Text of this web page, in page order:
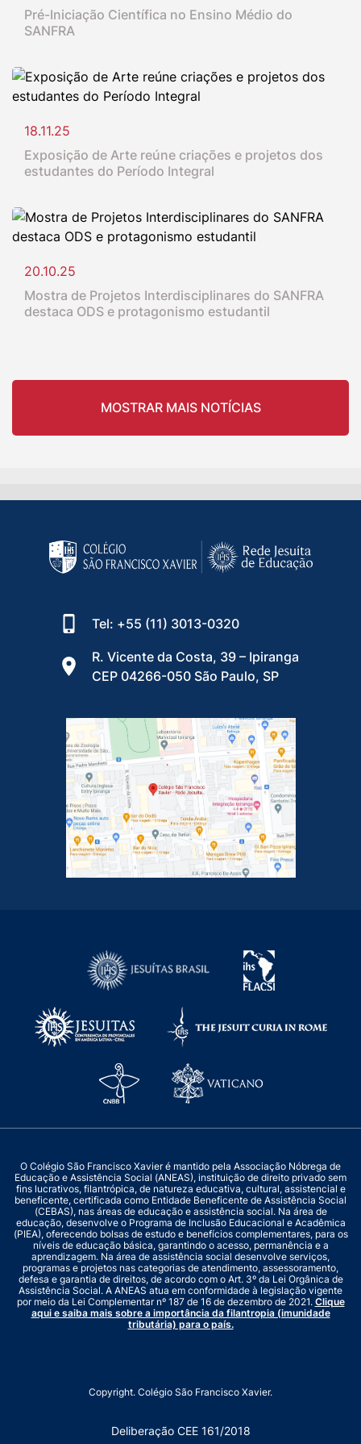
Pré-Iniciação Científica no Ensino Médio do
SANFRA
18.11.25
Exposição de Arte reúne criações e projetos dos
estudantes do Período Integral
20.10.25
Mostra de Projetos Interdisciplinares do SANFRA
destaca ODS e protagonismo estudantil
MOSTRAR MAIS NOTÍCIAS
Tel: +55 (11) 3013-0320
R. Vicente da Costa, 39 – Ipiranga
CEP 04266-050 São Paulo, SP
O Colégio São Francisco Xavier é mantido pela Associação Nóbrega de
Educação e Assistência Social (ANEAS), instituição de direito privado sem
fins lucrativos, filantrópica, de natureza educativa, cultural, assistencial e
beneficente, certificada como Entidade Beneficente de Assistência Social
(CEBAS), nas áreas de educação e assistência social. Na área de
educação, desenvolve o Programa de Inclusão Educacional e Acadêmica
(PIEA), oferecendo bolsas de estudo e benefícios complementares, para os
níveis de educação básica, garantindo o acesso, permanência e a
aprendizagem. Na área de assistência social desenvolve serviços,
programas e projetos nas categorias de atendimento, assessoramento,
defesa e garantia de direitos, de acordo com o Art. 3º da Lei Orgânica de
Assistência Social. A ANEAS atua em conformidade à legislação vigente
por meio da Lei Complementar nº 187 de 16 de dezembro de 2021. Clique
aqui e saiba mais sobre a importância da filantropia (imunidade
tributária) para o país.
Copyright. Colégio São Francisco Xavier.
Deliberação CEE 161/2018